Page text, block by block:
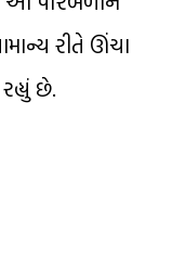
રીતે ઊંચા
છે.